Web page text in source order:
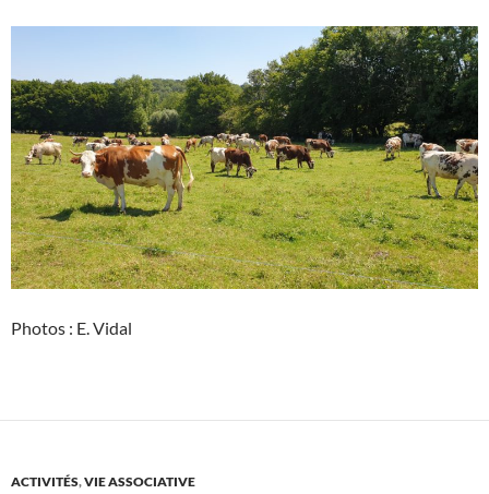
Photos : E. Vidal
ACTIVITÉS,VIE ASSOCIATIVE